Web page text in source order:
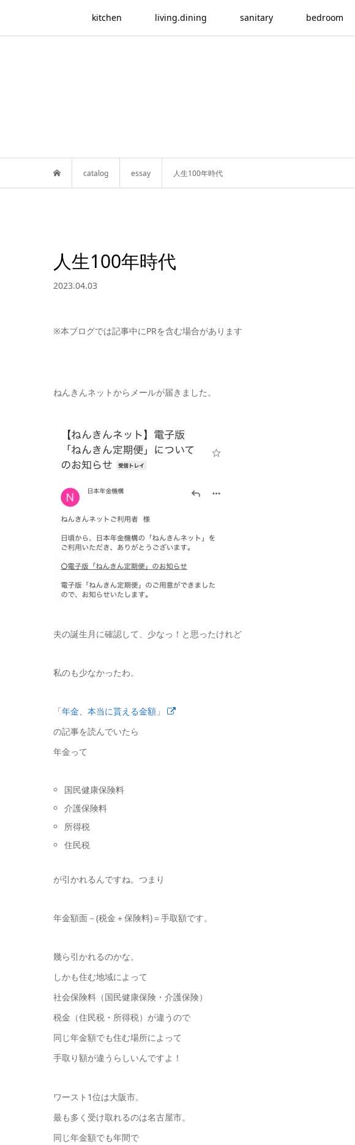
kitchen living.dining sanitary bedroom
catalog essay 人生100年時代
人生100年時代
2023.04.03
※本ブログでは記事中にPRを含む場合があります
ねんきんネットからメールが届きました。
夫の誕生月に確認して、少なっ！と思ったけれど
私のも少なかったわ。
「年金、本当に貰える金額」
の記事を読んでいたら
年金って
国民健康保険料
介護保険料
所得税
住民税
が引かれるんですね。つまり
年金額面－(税金＋保険料)＝手取額です。
幾ら引かれるのかな。
しかも住む地域によって
社会保険料（国民健康保険・介護保険）
税金（住民税・所得税）が違うので
同じ年金額でも住む場所によって
手取り額が違うらしいんですよ！
ワースト1位は大阪市。
最も多く受け取れるのは名古屋市。
同じ年金額でも年間で